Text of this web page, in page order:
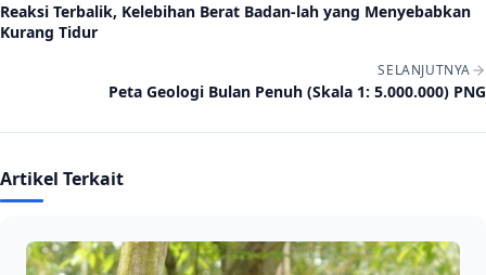
Reaksi Terbalik, Kelebihan Berat Badan-lah yang Menyebabkan
Kurang Tidur
SELANJUTNYA
Peta Geologi Bulan Penuh (Skala 1: 5.000.000) PNG
Artikel Terkait